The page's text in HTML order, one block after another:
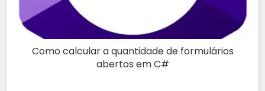
Como calcular a quantidade de formulários
abertos em C#